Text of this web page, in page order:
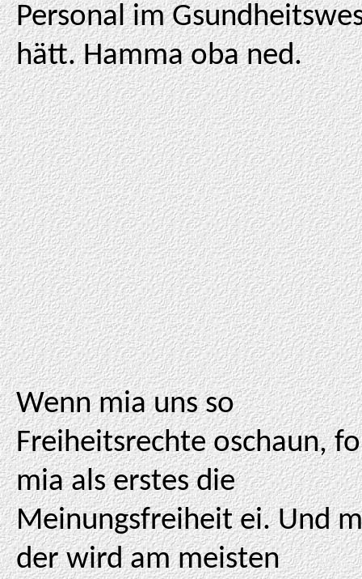
Personal im
hätt. Hamma oba ned.
Wenn mia uns so
Freiheitsrechte oschaun,
mia als erstes die
Meinungsfreiheit ei. Und
der wird am meisten